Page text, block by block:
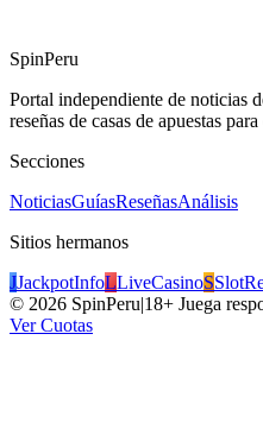
SpinPeru
Portal independiente de noticias
reseñas de casas de apuestas
Secciones
NoticiasGuíasReseñasAnálisis
Sitios hermanos
JJackpotInfoLLiveCasinoS
© 2026 SpinPeru|18+ Juega
Ver Cuotas